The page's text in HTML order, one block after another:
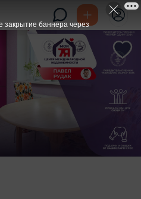
закрытие баннера через